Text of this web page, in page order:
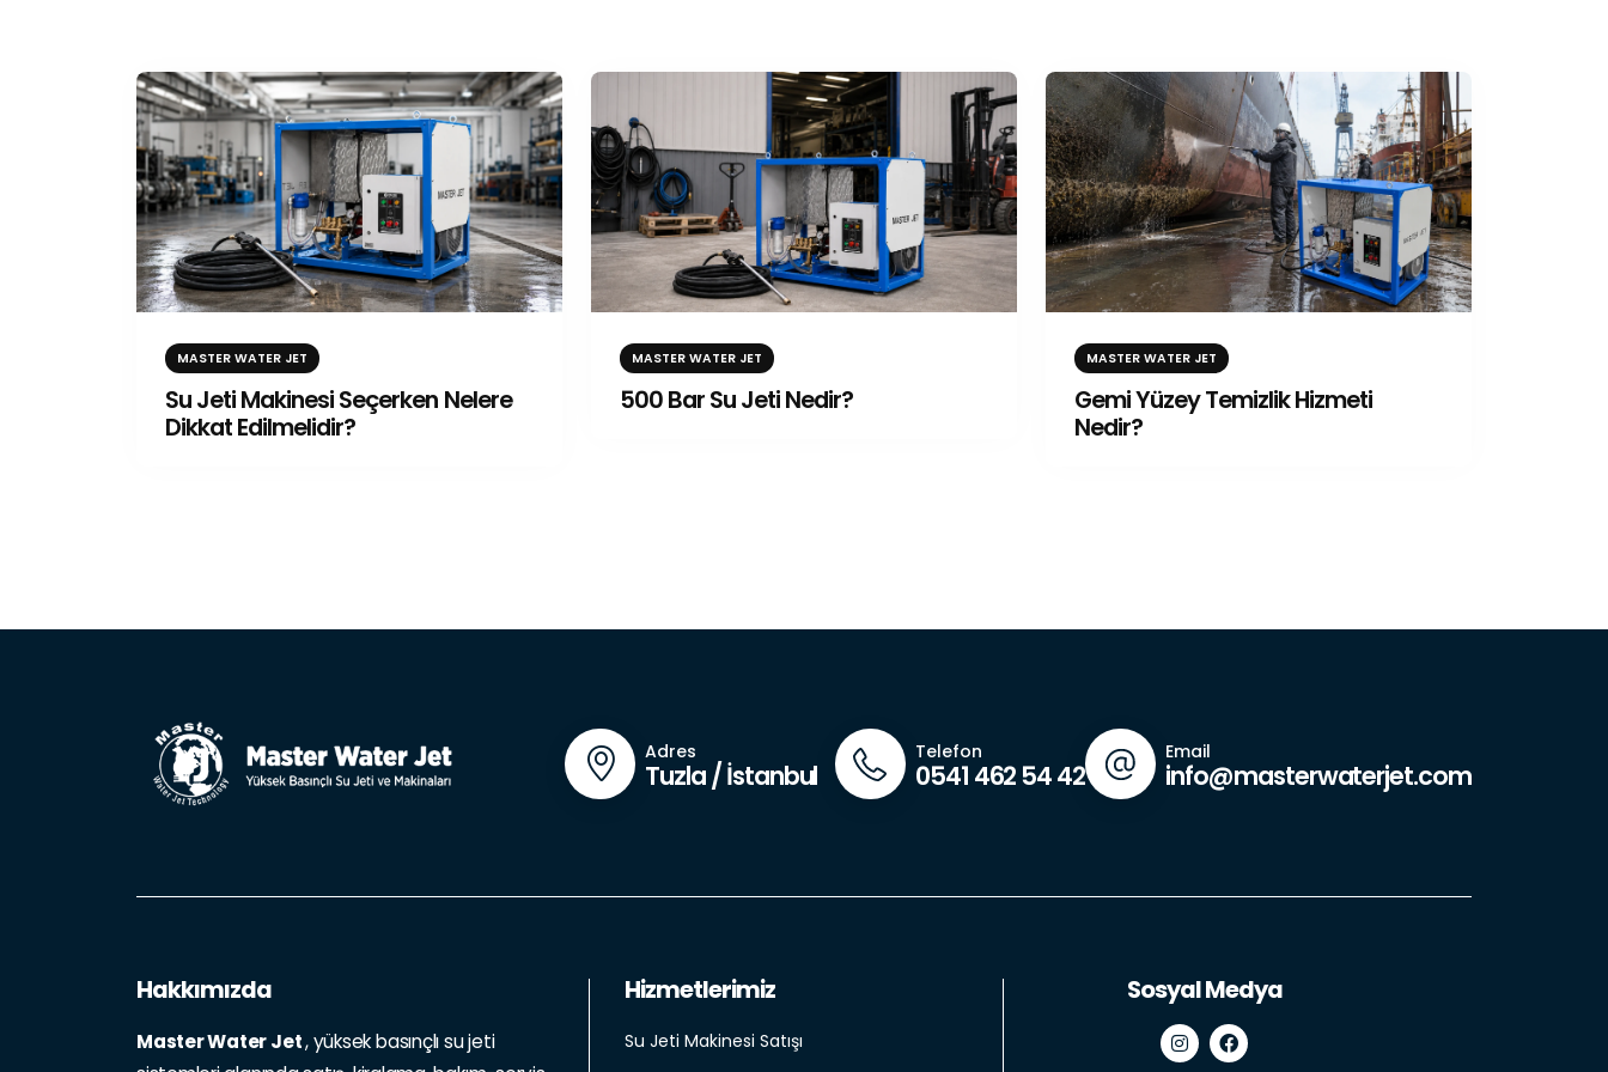
MASTER WATER JET
Su Jeti Makinesi Seçerken Nelere
Dikkat Edilmelidir?
MASTER WATER JET
500 Bar Su Jeti Nedir?
MASTER WATER JET
Gemi Yüzey Temizlik Hizmeti
Nedir?
Adres
Tuzla / İstanbul
Telefon
0541 462 54 42
Email
info@masterwaterjet.com
Hakkımızda
Master Water Jet, yüksek basınçlı su jeti
Hizmetlerimiz
Su Jeti Makinesi Satışı
Sosyal Medya